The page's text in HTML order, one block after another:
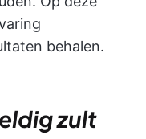
behalen.
zult